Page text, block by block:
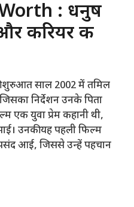
: धनुष
करियर की
शुरुआत साल 2002 में तमिल
निर्देशन उनके पिता
एक युवा प्रेम कहानी थी,
उनकी यह पहली फिल्म
आई, जिससे उन्हें पहचान